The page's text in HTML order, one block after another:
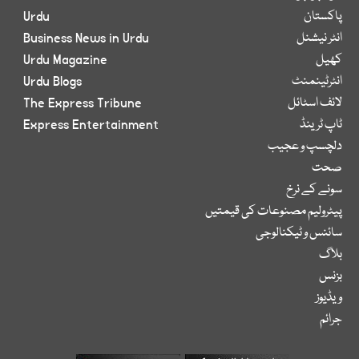
پاکستان
انٹر نیشنل
کھیل
انٹرٹینمنٹ
لائف اسٹائل
ٹاپ ٹرینڈ
دلچسپ و عجیب
صحت
سونے کے نرخ
پیٹرولیم مصنوعات کی قیمتیں
سائنس و ٹیکنالوجی
بلاگ
بزنس
ویڈیوز
جرائم
Urdu
Business News in Urdu
Urdu Magazine
Urdu Blogs
The Express Tribune
Express Entertainment